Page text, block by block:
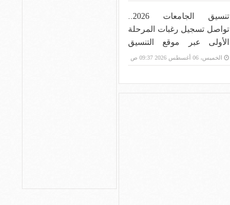
تواصل تسجيل رغبات المرحلة
الأولى عبر موقع التنسيق
الإلكتروني
الخميس، 06 أغسطس 2026 09:37 ص